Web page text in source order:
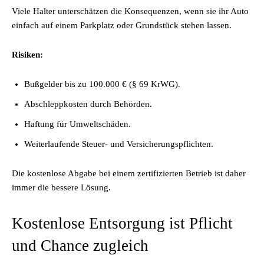
Viele Halter unterschätzen die Konsequenzen, wenn sie ihr Auto
einfach auf einem Parkplatz oder Grundstück stehen lassen.
Risiken:
Bußgelder bis zu 100.000 € (§ 69 KrWG).
Abschleppkosten durch Behörden.
Haftung für Umweltschäden.
Weiterlaufende Steuer- und Versicherungspflichten.
Die kostenlose Abgabe bei einem zertifizierten Betrieb ist daher
immer die bessere Lösung.
Kostenlose Entsorgung ist Pflicht
und Chance zugleich